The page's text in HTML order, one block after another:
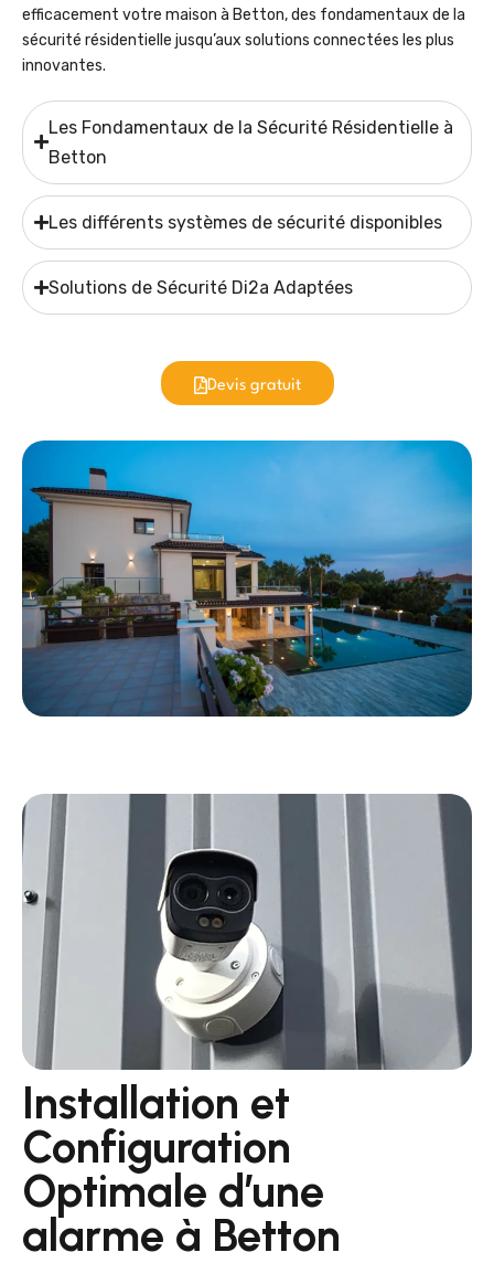
efficacement votre maison à Betton, des fondamentaux de la
sécurité résidentielle jusqu’aux solutions connectées les plus
innovantes.
Les Fondamentaux de la Sécurité Résidentielle à
Betton
Les différents systèmes de sécurité disponibles
Solutions de Sécurité Di2a Adaptées
Devis gratuit
Installation et
Configuration
Optimale d’une
alarme à Betton